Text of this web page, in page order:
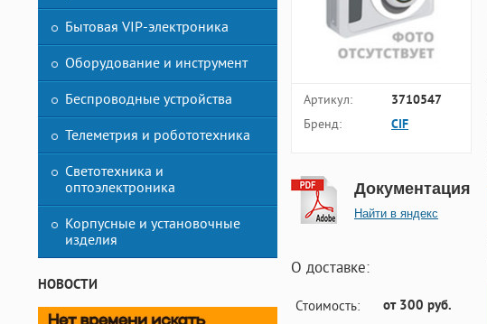
Бытовая VIP-электроника
Оборудование и инструмент
Беспроводные устройства
Телеметрия и робототехника
Светотехника и
оптоэлектроника
Корпусные и установочные
изделия
НОВОСТИ
Артикул: 3710547
Бренд: CIF
Документация
Найти в яндекс
О доставке:
Стоимость: от 300 руб.